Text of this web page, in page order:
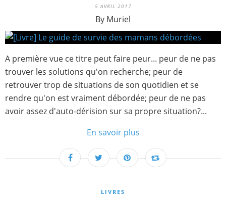
5 AVRIL 2017
By Muriel
A première vue ce titre peut faire peur... peur de ne pas
trouver les solutions qu'on recherche; peur de
retrouver trop de situations de son quotidien et se
rendre qu'on est vraiment débordée; peur de ne pas
avoir assez d'auto-dérision sur sa propre situation?...
En savoir plus
LIVRES